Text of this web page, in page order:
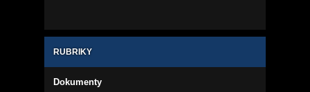
RUBRIKY
Dokumenty